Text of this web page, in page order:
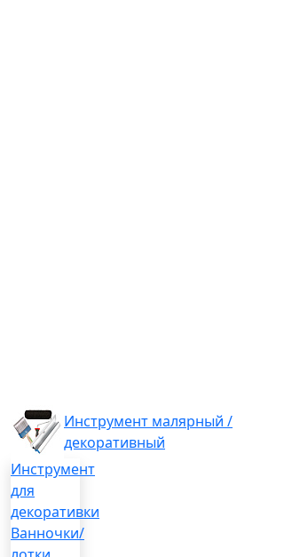
Инструмент малярный /
декоративный
Инструмент
для
декоративки
Ванночки/